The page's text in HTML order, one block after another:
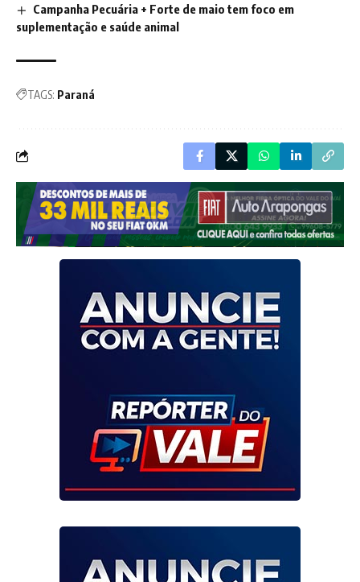
Campanha Pecuária + Forte de maio tem foco em
suplementação e saúde animal
TAGS: Paraná